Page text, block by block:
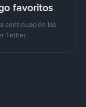
favoritos
continuación las
Tether.